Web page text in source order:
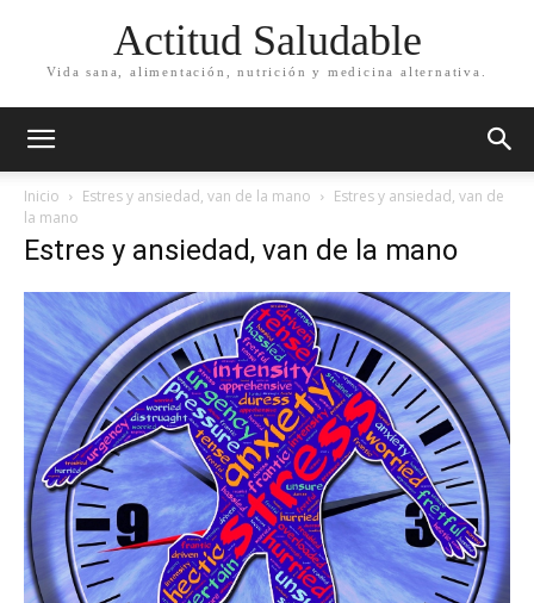
Actitud Saludable
Vida sana, alimentación, nutrición y medicina alternativa.
Inicio Estres y ansiedad, van de la mano
Estres y ansiedad, van de
la mano
Estres y ansiedad, van de la mano